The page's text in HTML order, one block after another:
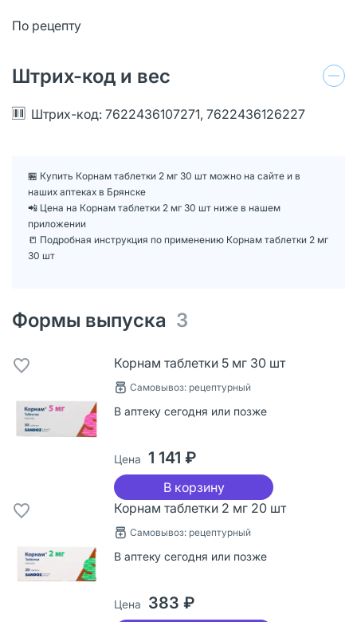
По рецепту
Штрих-код и вес
Штрих-код: 7622436107271, 7622436126227
🏪 Купить Корнам таблетки 2 мг 30 шт можно на сайте и в
наших аптеках в Брянске
📲 Цена на Корнам таблетки 2 мг 30 шт ниже в нашем
приложении
📒 Подробная инструкция по применению Корнам таблетки 2 мг
30 шт
Формы выпуска 3
Корнам таблетки 5 мг 30 шт
Самовывоз: рецептурный
В аптеку сегодня или позже
Цена 1 141 ₽
В корзину
Корнам таблетки 2 мг 20 шт
Самовывоз: рецептурный
В аптеку сегодня или позже
Цена 383 ₽